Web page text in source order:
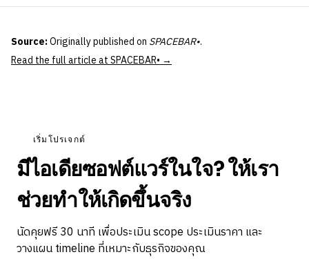
Source:Originally published on SPACEBAR•.
Read the full article at SPACEBAR• →
เริ่มโปรเจกต์
มีไอเดียซอฟต์แวร์ในใจ? ให้เรา
ช่วยทำให้เกิดขึ้นจริง
นัดคุยฟรี 30 นาที เพื่อประเมิน scope ประเมินราคา และ
วางแผน timeline ที่เหมาะกับธุรกิจของคุณ